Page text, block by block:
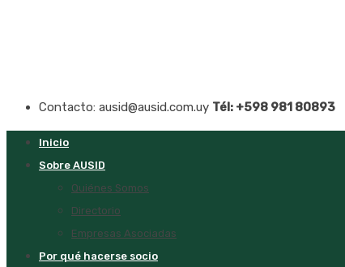
Contacto: ausid@ausid.com.uy Tél: +598 981 80893
Inicio
Sobre AUSID
Quiénes Somos
Directorio
Empresas Asociadas
Por qué hacerse socio